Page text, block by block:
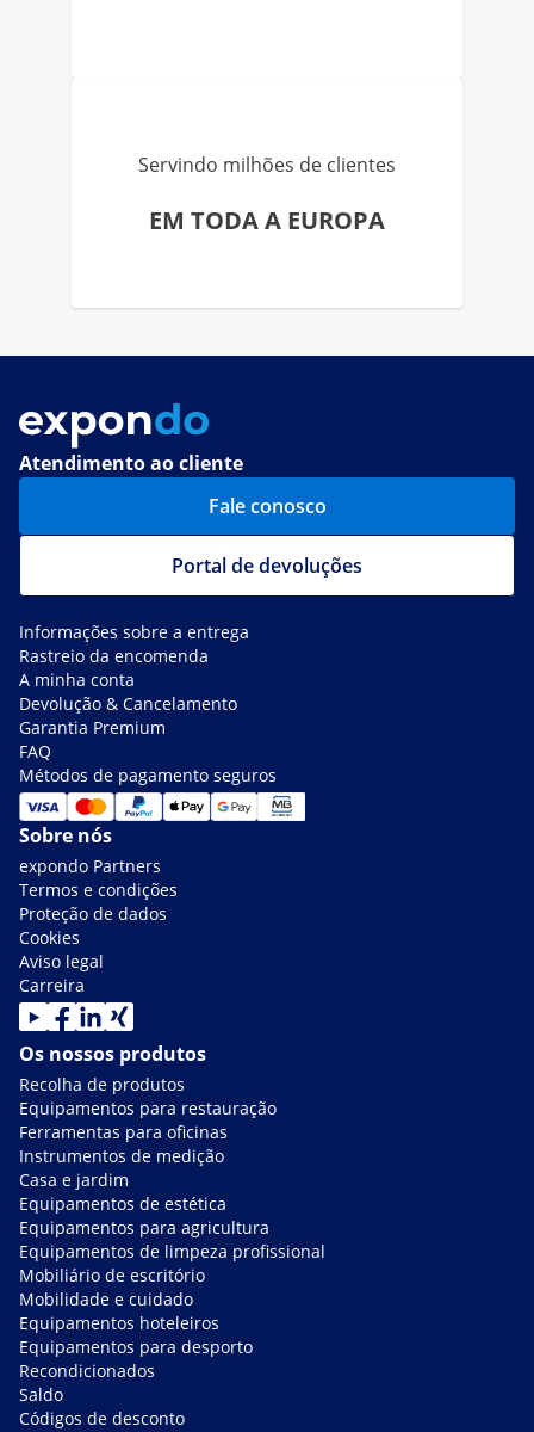
Servindo milhões de clientes
EM TODA A EUROPA
Atendimento ao cliente
Fale conosco
Portal de devoluções
Informações sobre a entrega
Rastreio da encomenda
A minha conta
Devolução & Cancelamento
Garantia Premium
FAQ
Métodos de pagamento seguros
Sobre nós
expondo Partners
Termos e condições
Proteção de dados
Cookies
Aviso legal
Carreira
Os nossos produtos
Recolha de produtos
Equipamentos para restauração
Ferramentas para oficinas
Instrumentos de medição
Casa e jardim
Equipamentos de estética
Equipamentos para agricultura
Equipamentos de limpeza profissional
Mobiliário de escritório
Mobilidade e cuidado
Equipamentos hoteleiros
Equipamentos para desporto
Recondicionados
Saldo
Códigos de desconto